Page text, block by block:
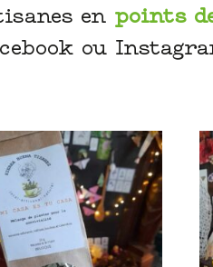
en points
ou